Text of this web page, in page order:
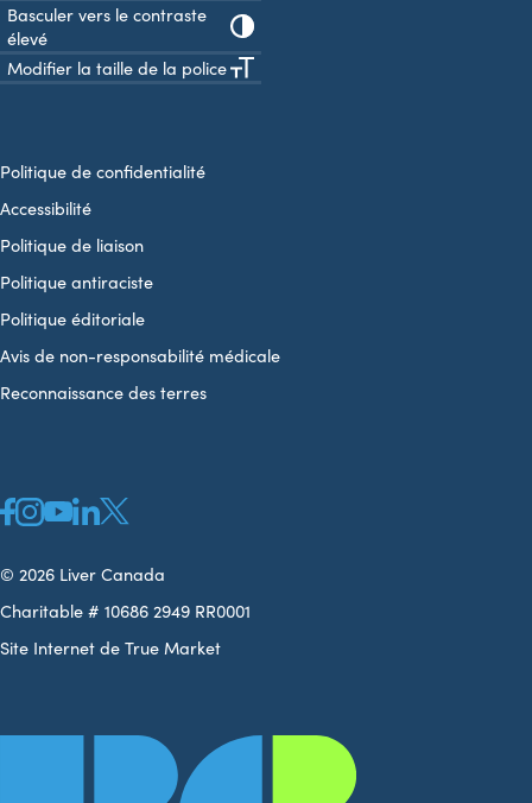
Basculer vers le contraste
élevé
Modifier la taille de la police
Politique de confidentialité
Accessibilité
Politique de liaison
Politique antiraciste
Politique éditoriale
Avis de non-responsabilité médicale
Reconnaissance des terres
© 2026 Liver Canada
Charitable # 10686 2949 RR0001
Site Internet de True Market